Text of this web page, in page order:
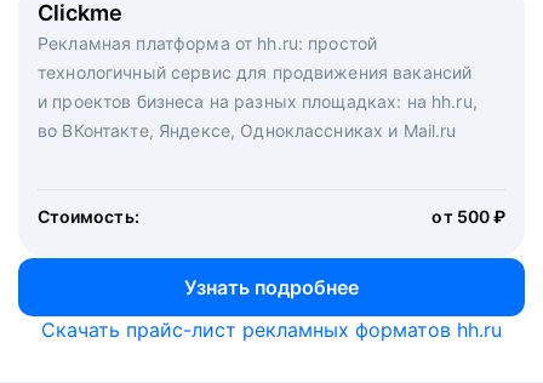
Clickme
Рекламная платформа от hh.ru: простой
технологичный сервис для продвижения вакансий
и проектов бизнеса на разных площадках: на hh.ru,
во ВКонтакте, Яндексе, Одноклассниках и Mail.ru
Стоимость: от 500 ₽
Узнать подробнее
Вакансия дня
Рекламный формат для вакансий на главной странице
hh.ru. Увеличивает количество откликов
Массовый подбор под ключ. Решите, сколько
кандидатов и когда вам нужно, и за дело возьмутся
маркетологи, рекрутеры и проектные менеджеры
hh.ru с целым набором digital-инструментов
Скачать прайс-лист рекламных форматов hh.ru